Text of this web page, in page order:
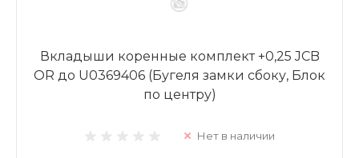
Вкладыши коренные комплект +0,25 JCB
OR до U0369406 (Бугеля замки сбоку, Блок
по центру)
Нет в наличии